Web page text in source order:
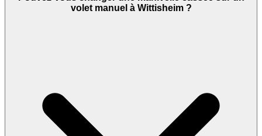
volet manuel à Wittisheim ?